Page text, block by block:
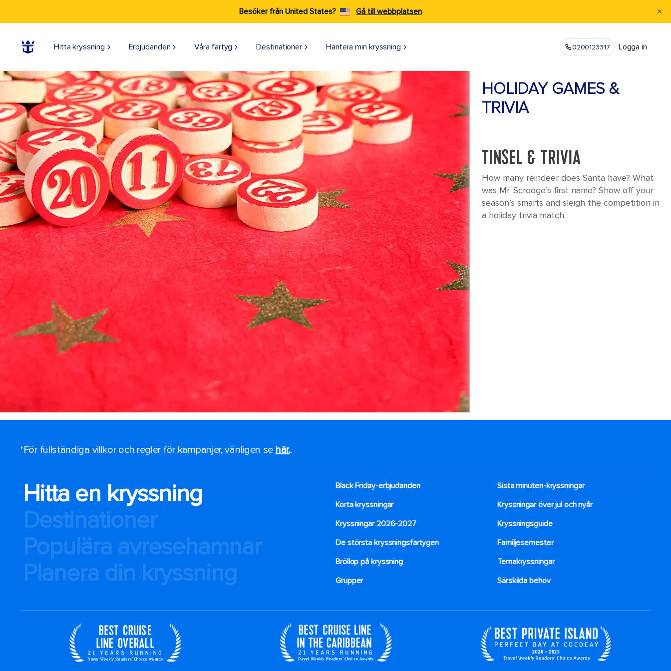
Besöker från United States? Gå till webbplatsen
Hitta kryssning Erbjudanden Våra fartyg Destinationer Hantera min kryssning 0200123317 Logga in
HOLIDAY GAMES &
TRIVIA
TINSEL & TRIVIA
How many reindeer does Santa have? What
was Mr. Scrooge’s first name? Show off your
season’s smarts and sleigh the competition in
a holiday trivia match.
*För fullständiga villkor och regler för kampanjer, vänligen se här..
Hitta en kryssning
Destinationer
Populära avresehamnar
Planera din kryssning
Black Friday-erbjudanden
Sista minuten-kryssningar
Korta kryssningar
Kryssningar över jul och nyår
Kryssningar 2026-2027
Kryssningsguide
De största kryssningsfartygen
Familjesemester
Bröllop på kryssning
Temakryssningar
Grupper
Särskilda behov